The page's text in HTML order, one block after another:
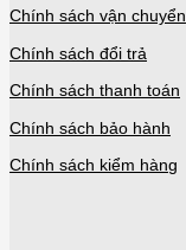
Chính sách vận chuyển
Chính sách đổi trả
Chính sách thanh toán
Chính sách bảo hành
Chính sách kiểm hàng